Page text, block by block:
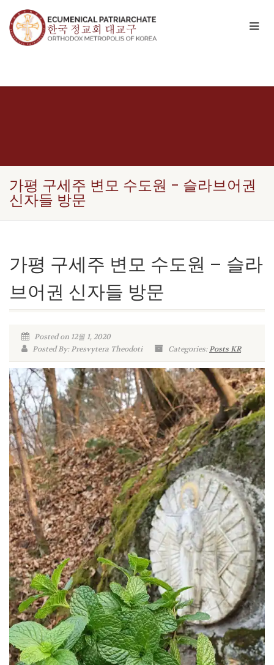
가평 구세주 변모 수도원 – 슬라브어권
신자들 방문
가평 구세주 변모 수도원 – 슬라
브어권 신자들 방문
Posted on 12월 1, 2020
Posted By: Presvytera Theodoti
Categories:Posts KR